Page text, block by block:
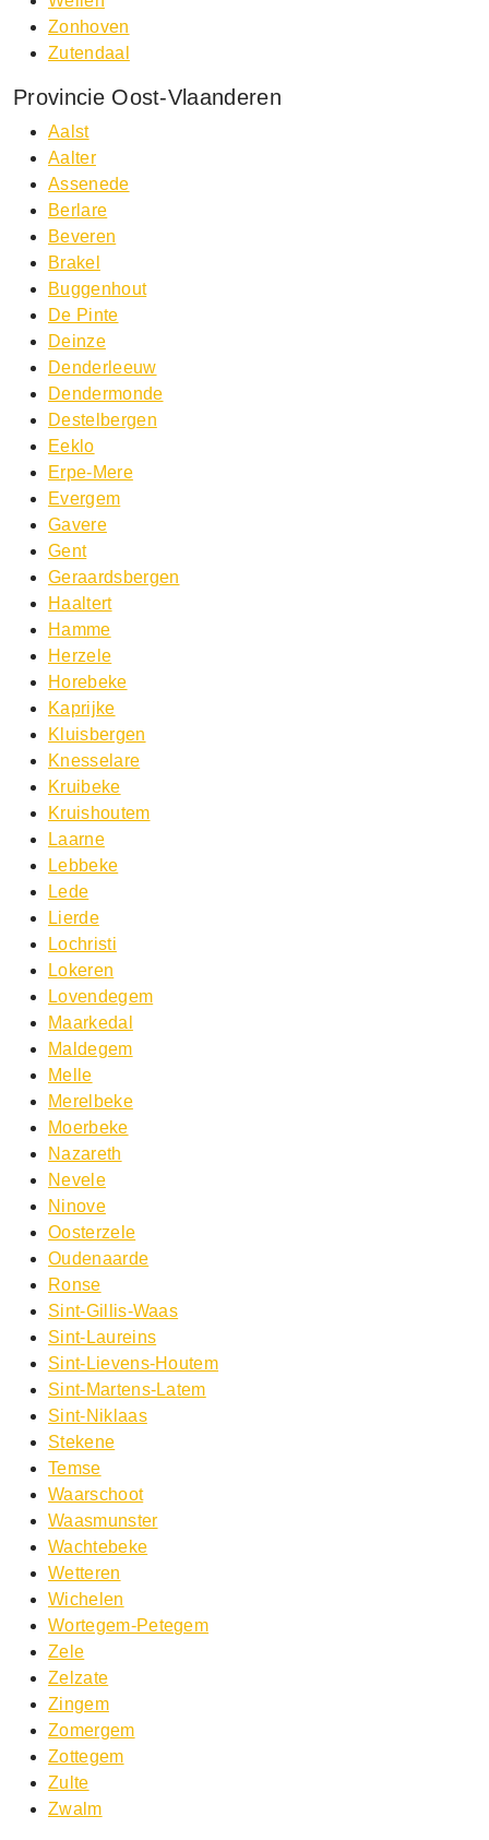
Zonhoven
Zutendaal
Provincie Oost-Vlaanderen
Aalst
Aalter
Assenede
Berlare
Beveren
Brakel
Buggenhout
De Pinte
Deinze
Denderleeuw
Dendermonde
Destelbergen
Eeklo
Erpe-Mere
Evergem
Gavere
Gent
Geraardsbergen
Haaltert
Hamme
Herzele
Horebeke
Kaprijke
Kluisbergen
Knesselare
Kruibeke
Kruishoutem
Laarne
Lebbeke
Lede
Lierde
Lochristi
Lokeren
Lovendegem
Maarkedal
Maldegem
Melle
Merelbeke
Moerbeke
Nazareth
Nevele
Ninove
Oosterzele
Oudenaarde
Ronse
Sint-Gillis-Waas
Sint-Laureins
Sint-Lievens-Houtem
Sint-Martens-Latem
Sint-Niklaas
Stekene
Temse
Waarschoot
Waasmunster
Wachtebeke
Wetteren
Wichelen
Wortegem-Petegem
Zele
Zelzate
Zingem
Zomergem
Zottegem
Zulte
Zwalm